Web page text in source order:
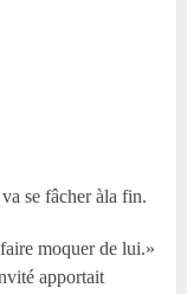
se fâcher àla fin.
moquer de lui.»
apportait